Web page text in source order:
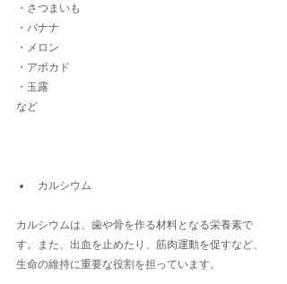
・さつまいも
・バナナ
・メロン
・アボカド
・玉露
など
カルシウム
カルシウムは、歯や骨を作る材料となる栄養素で
す。また、出血を止めたり、筋肉運動を促すなど、
生命の維持に重要な役割を担っています。